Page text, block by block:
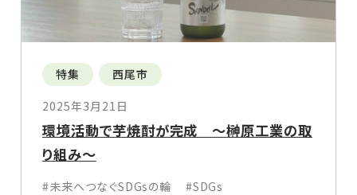
特集
西尾市
2025年3月21日
環境活動で芋焼酎が完成 ～榊原工業の取
り組み～
#未来へつなぐSDGsの輪 #SDGs